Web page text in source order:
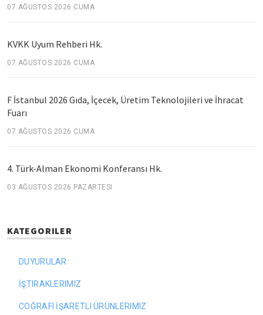
07 AĞUSTOS 2026 CUMA
KVKK Uyum Rehberi Hk.
07 AĞUSTOS 2026 CUMA
F İstanbul 2026 Gıda, İçecek, Üretim Teknolojileri ve İhracat
Fuarı
07 AĞUSTOS 2026 CUMA
4. Türk-Alman Ekonomi Konferansı Hk.
03 AĞUSTOS 2026 PAZARTESI
KATEGORILER
DUYURULAR
İŞTIRAKLERIMIZ
COĞRAFI İŞARETLI ÜRÜNLERIMIZ